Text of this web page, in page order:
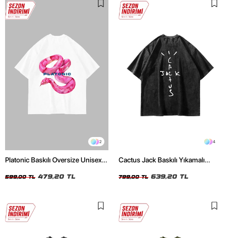
2
Platonic Baskılı Oversize Unisex
599,00 TL 479,20 TL
4
Cactus Jack Baskılı Yıkamalı
799,00 TL 639,20 TL